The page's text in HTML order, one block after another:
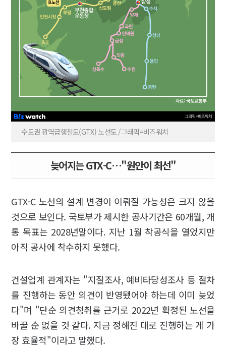
수도권 광역급행철도(GTX) 노선도 /그래픽=비즈워치
늦어지는 GTX-C…"원안이 최선"
GTX-C 노선의 설계 변경이 이뤄질 가능성은 크지 않을
것으로 보인다. 국토부가 제시한 공사기간은 60개월, 개
통 목표는 2028년말이다. 지난 1월 착공식을 열었지만
아직 공사에 착수하지 못했다.
건설업계 관계자는 "지질조사, 예비타당성조사 등 절차
를 진행하는 동안 의견이 반영됐어야 하는데 이미 늦었
다"며 "단순 의견청취를 근거로 2022년 확정된 노선을
바꿀 순 없을 것 같다. 지금 정해진 대로 진행하는 게 가
장 효율적"이라고 말했다.